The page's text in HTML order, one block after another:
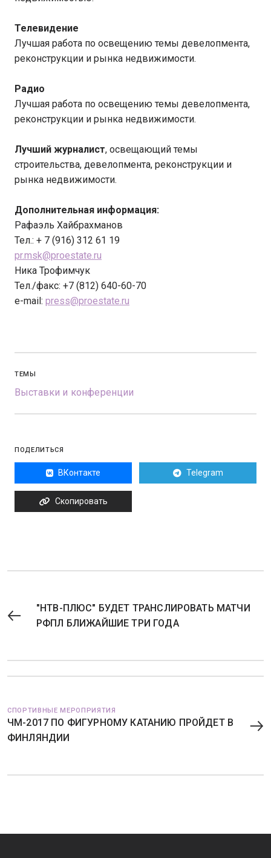
Телевидение
Лучшая работа по освещению темы девелопмента,
реконструкции и рынка недвижимости.
Радио
Лучшая работа по освещению темы девелопмента,
реконструкции и рынка недвижимости.
Лучший журналист, освещающий темы
строительства, девелопмента, реконструкции и
рынка недвижимости.
Дополнительная информация:
Рафаэль Хайбрахманов
Тел.: + 7 (916) 312 61 19
pr.msk@proestate.ru
Ника Трофимчук
Тел./факс: +7 (812) 640-60-70
e-mail: press@proestate.ru
ТЕМЫ
Выставки и конференции
ПОДЕЛИТЬСЯ
ВКонтакте Telegram
Скопировать
"НТВ-ПЛЮС" БУДЕТ ТРАНСЛИРОВАТЬ МАТЧИ
РФПЛ БЛИЖАЙШИЕ ТРИ ГОДА
СПОРТИВНЫЕ МЕРОПРИЯТИЯ
ЧМ-2017 ПО ФИГУРНОМУ КАТАНИЮ ПРОЙДЕТ В
ФИНЛЯНДИИ